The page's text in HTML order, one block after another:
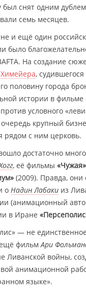
был снят одним
семь месяцев.
и ещё один
было
На создание
,
половину города
истории в фильме
условного
крупный
рядом с ним церковь.
достаточно
, её фильмы «Чужая»
(2009). Правда,
о Надин Лабаки из
(анимационный
в Иране
— не
фильм Ари
Ливанской войны,
анимационной
языке».